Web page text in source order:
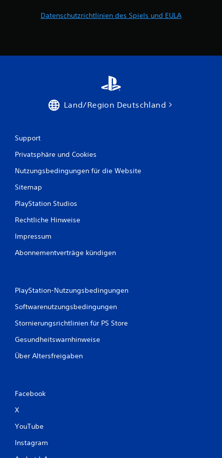
Datenschutzrichtlinien des Spiels und EULA
Land/Region Deutschland
Support
Privatsphäre und Cookies
Nutzungsbedingungen für die Website
Sitemap
PlayStation Studios
Rechtliche Hinweise
Impressum
Abonnementverträge kündigen
PlayStation-Nutzungsbedingungen
Softwarenutzungsbedingungen
Stornierungsrichtlinien für PS Store
Gesundheitswarnhinweise
Über Altersfreigaben
Facebook
X
YouTube
Instagram